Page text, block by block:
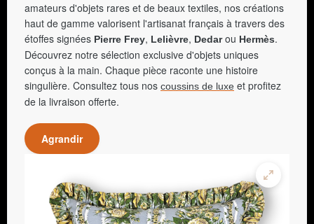
amateurs d'objets rares et de beaux textiles, nos créations
haut de gamme valorisent l'artisanat français à travers des
étoffes signées Pierre Frey, Lelièvre, Dedarou Hermès.
Découvrez notre sélection exclusive d'objets uniques
conçus à la main. Chaque pièce raconte une histoire
singulière. Consultez tous nos coussins de luxe et profitez
de la livraison offerte.
Agrandir